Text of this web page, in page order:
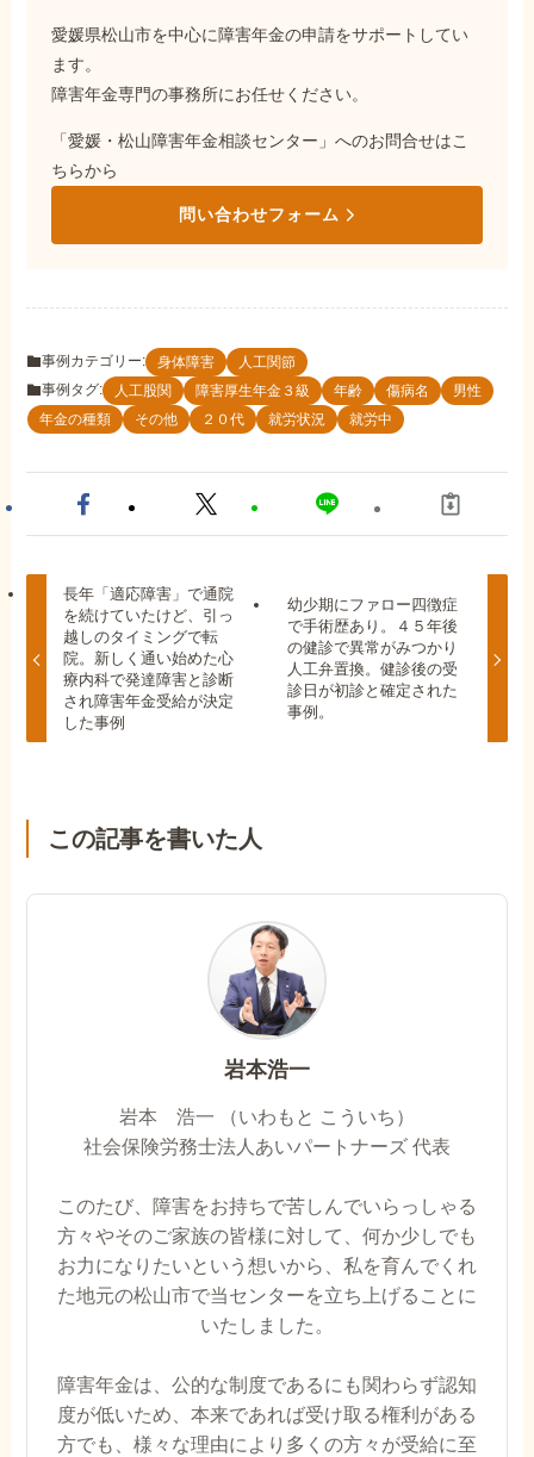
愛媛県松山市を中心に障害年金の申請をサポートしてい
ます。
障害年金専門の事務所にお任せください。
「愛媛・松山障害年金相談センター」へのお問合せはこ
ちらから
問い合わせフォーム
事例カテゴリー: 身体障害
人工関節
事例タグ:
人工股関 障害厚生年金３級 年齢 傷病名
男性
年金の種類
その他 ２０代 就労状況 就労中
長年「適応障害」で通院
を続けていたけど、引っ
越しのタイミングで転
院。新しく通い始めた心
療内科で発達障害と診断
され障害年金受給が決定
した事例
幼少期にファロー四徴症
で手術歴あり。４５年後
の健診で異常がみつかり
人工弁置換。健診後の受
診日が初診と確定された
事例。
この記事を書いた人
岩本浩一
岩本 浩一 （いわもと こういち）
社会保険労務士法人あいパートナーズ 代表
このたび、障害をお持ちで苦しんでいらっしゃる
方々やそのご家族の皆様に対して、何か少しでも
お力になりたいという想いから、私を育んでくれ
た地元の松山市で当センターを立ち上げることに
いたしました。
障害年金は、公的な制度であるにも関わらず認知
度が低いため、本来であれば受け取る権利がある
方でも、様々な理由により多くの方々が受給に至